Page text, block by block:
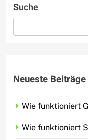
Suche
Neueste Beiträge
Wie funktioniert
Wie funktioniert